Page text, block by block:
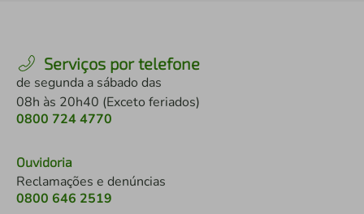
Serviços por telefone
de segunda a sábado das
08h às 20h40 (Exceto feriados)
0800 724 4770
Ouvidoria
Reclamações e denúncias
0800 646 2519